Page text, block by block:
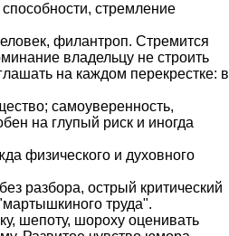
стремление
филантроп. Стремится
владельцу не строить
на каждом перекрестке: в
самоуверенность,
на глупый риск и иногда
физического и духовного
разбора, острый критический
труда".
шепоту, шороху оценивать